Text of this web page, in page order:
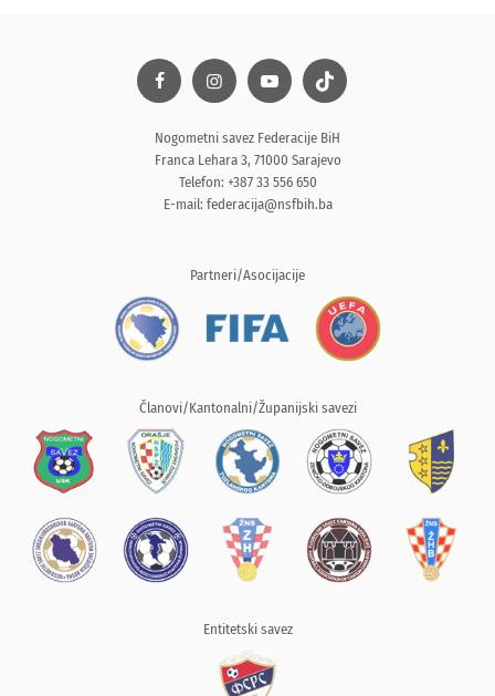
Nogometni savez Federacije BiH
Franca Lehara 3, 71000 Sarajevo
Telefon: +387 33 556 650
E-mail: federacija@nsfbih.ba
Partneri/Asocijacije
Članovi/Kantonalni/Županijski savezi
Entitetski savez